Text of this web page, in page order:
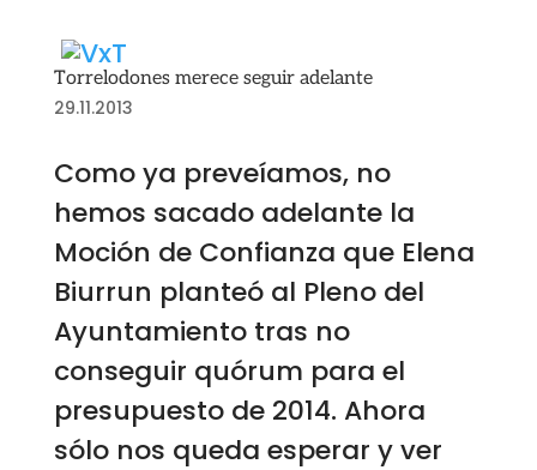
Torrelodones merece seguir adelante
29.11.2013
Como ya preveíamos, no
hemos sacado adelante la
Moción de Confianza que Elena
Biurrun planteó al Pleno del
Ayuntamiento tras no
conseguir quórum para el
presupuesto de 2014. Ahora
sólo nos queda esperar y ver